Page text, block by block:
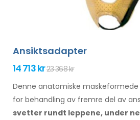
Ansiktsadapter
14 713 kr23 368 kr
Denne anatomiske
for behandling av fremre del av
svetter rundt leppene, under